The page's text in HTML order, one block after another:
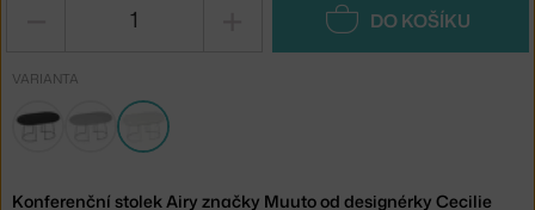
DO KOŠÍKU
VARIANTA
Konferenční stolek Airy značky Muuto od designérky Cecilie